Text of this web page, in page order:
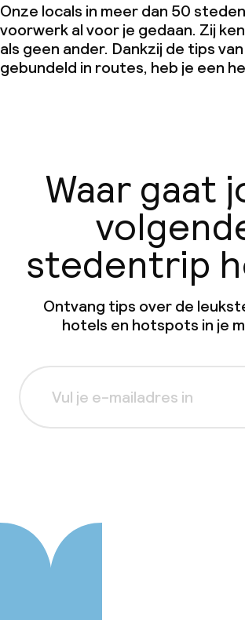
Onze locals in meer dan 50
voorwerk al voor je gedaan. Zij
als geen ander. Dankzij de tips
gebundeld in routes, heb je een
Waar gaat
stedentrip
Ontvang tips over de
hotels en hotspots in je